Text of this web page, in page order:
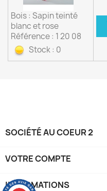
Bois : Sapin teinté
blanc et rose
Référence : 1 20 08
Stock : 0
SOCIÉTÉ AU COEUR 2
VOTRE COMPTE
INFORMATIONS